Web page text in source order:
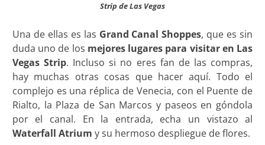
Strip de Las Vegas
Una de ellas es las Grand Canal Shoppes, que es sin
duda uno de los mejores lugares para visitar en Las
Vegas Strip. Incluso si no eres fan de las compras,
hay muchas otras cosas que hacer aquí. Todo el
complejo es una réplica de Venecia, con el Puente de
Rialto, la Plaza de San Marcos y paseos en góndola
por el canal. En la entrada, echa un vistazo al
Waterfall Atrium y su hermoso despliegue de flores.